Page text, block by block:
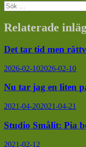
Sök
efter:
Relaterade
Det tar tid men
2026-02-102026-02-10
Nu tar jag en liten
2021-04-202021-04-21
Studio Smålit: Pia
2021-02-12